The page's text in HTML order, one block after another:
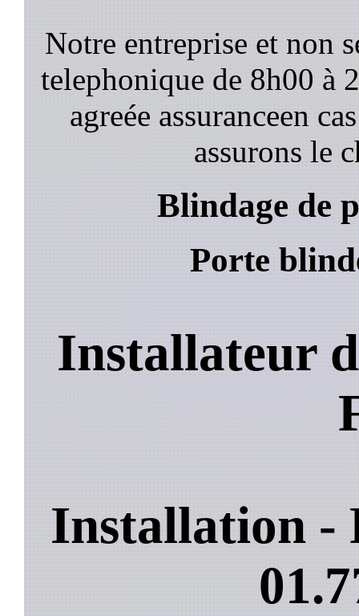
Notre entreprise et non
telephonique de 8h00 à
agreée assuranceen
assurons le
Blindage de
Porte
Installateur
Installation -